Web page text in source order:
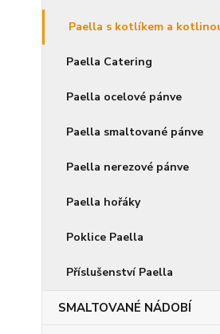
Paella s kotlíkem a
Paella Catering
Paella ocelové pánve
Paella smaltované pánve
Paella nerezové pánve
Paella hořáky
Poklice Paella
Příslušenství Paella
SMALTOVANÉ NÁDOBÍ